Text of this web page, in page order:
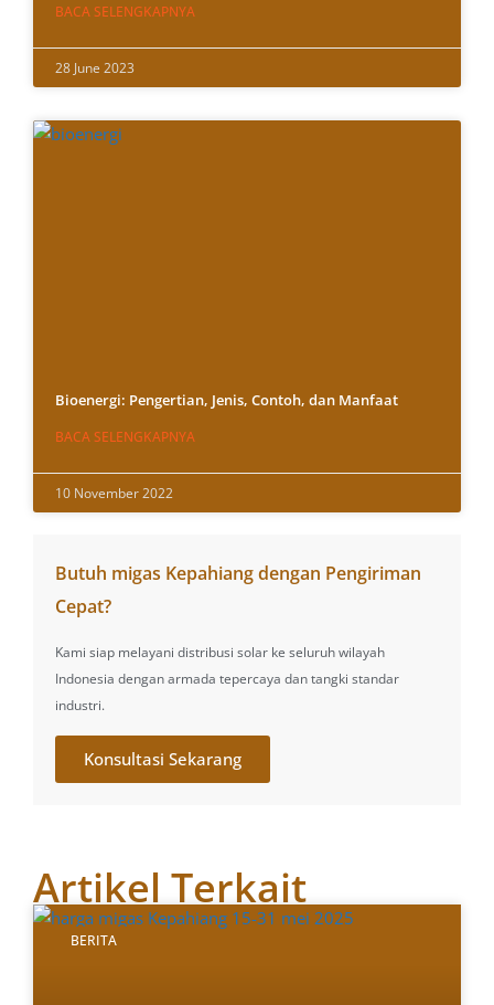
BACA SELENGKAPNYA
28 June 2023
Bioenergi: Pengertian, Jenis, Contoh, dan Manfaat
BACA SELENGKAPNYA
10 November 2022
Butuh migas Kepahiang dengan Pengiriman
Cepat?
Kami siap melayani distribusi solar ke seluruh wilayah
Indonesia dengan armada tepercaya dan tangki standar
industri.
Konsultasi Sekarang
Artikel Terkait
BERITA